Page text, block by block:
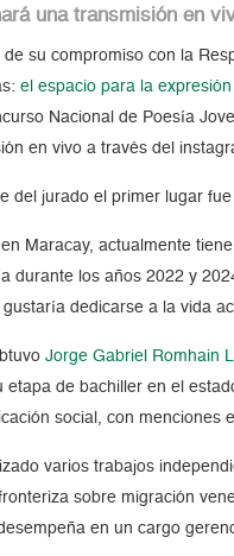
una transmisión en
de su compromiso con la
el espacio para la
Nacional de Poesía
en vivo a través del
del jurado el primer lugar
Maracay, actualmente
durante los años 2022 y
dedicarse a la vida
Jorge Gabriel Romhain
etapa de bachiller en el
social, con menciones
varios trabajos
sobre migración
en un cargo